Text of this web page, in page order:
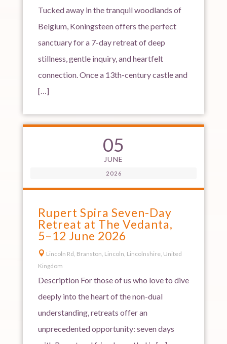
Tucked away in the tranquil woodlands of
Belgium, Koningsteen offers the perfect
sanctuary for a 7-day retreat of deep
stillness, gentle inquiry, and heartfelt
connection. Once a 13th-century castle and
[…]
05
JUNE
2026
Rupert Spira Seven-Day
Retreat at The Vedanta,
5–12 June 2026
 Lincoln Rd, Branston, Lincoln, Lincolnshire, United
Kingdom
Description For those of us who love to dive
deeply into the heart of the non-dual
understanding, retreats offer an
unprecedented opportunity: seven days